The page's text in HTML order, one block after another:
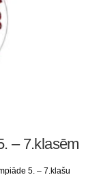
– 7.klasēm
5. – 7.klašu